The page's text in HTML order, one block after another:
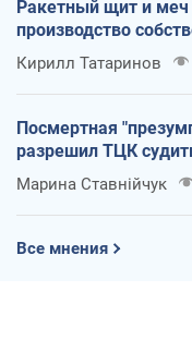
Ракетный щит и
производство
Кирилл Татаринов
Посмертная
разрешил ТЦК
Марина Ставнійчук
Все мнения